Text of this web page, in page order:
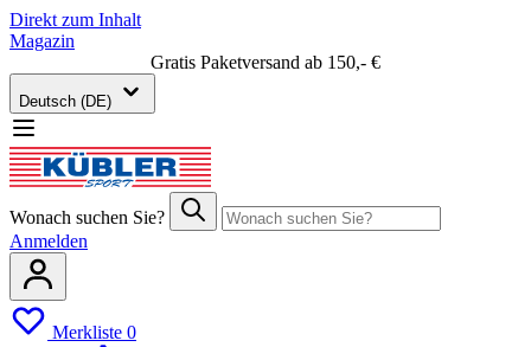
Direkt zum Inhalt
Magazin
Gratis Paketversand ab 150,- €
Deutsch (DE)
Wonach suchen Sie?
Anmelden
Merkliste 0